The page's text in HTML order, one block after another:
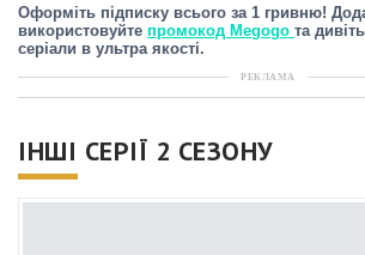
Оформіть підписку всього за 1 гривню!
використовуйте промокод Megogo та
серіали в ультра якості.
РЕКЛАМА
ІНШІ СЕРІЇ 2 СЕЗОНУ